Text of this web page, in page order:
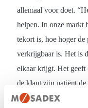
allemaal voor doet.
helpen. In onze markt
tekort is, hoe hoger
verkrijgbaar is. Het is
elkaar krijgt. Het geeft
de klant zijn patiënt
tenslotte waar je het